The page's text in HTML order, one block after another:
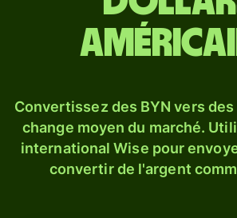
Convertissez des BYN vers des
change moyen du marché.
international Wise pour
convertir de l'argent